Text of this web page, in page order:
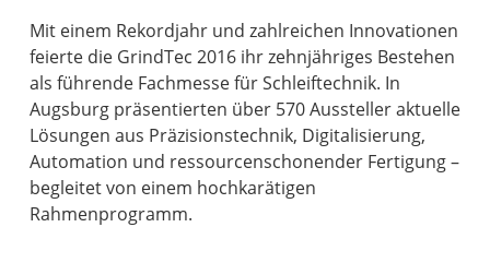
Mit einem Rekordjahr und zahlreichen Innovationen
feierte die GrindTec 2016 ihr zehnjähriges Bestehen
als führende Fachmesse für Schleiftechnik. In
Augsburg präsentierten über 570 Aussteller aktuelle
Lösungen aus Präzisionstechnik, Digitalisierung,
Automation und ressourcenschonender Fertigung –
begleitet von einem hochkarätigen
Rahmenprogramm.